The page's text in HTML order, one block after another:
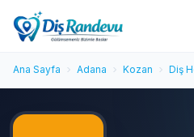
Ana Sayfa Adana Kozan Diş